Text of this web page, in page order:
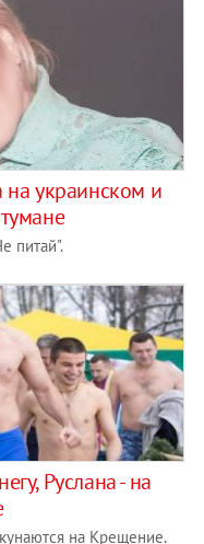
украинском и
питай".
Руслана - на
на Крещение.